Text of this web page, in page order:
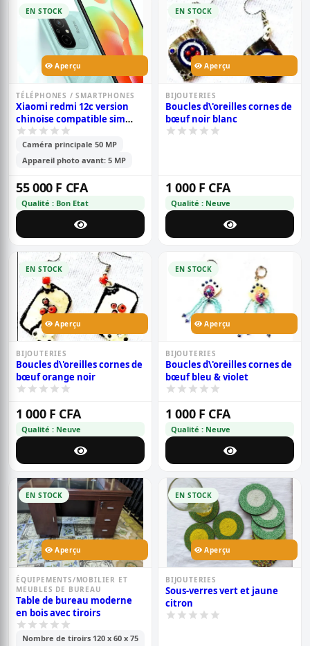
EN STOCK
Aperçu
TÉLÉPHONES / SMARTPHONES
Xiaomi redmi 12c version
chinoise compatible sim
cdma camtel - pouce- 6.71\' -
64go /4go ram - 2sim -
caméra- 50mp+0.8mp/5mp -
batterie-5000 mah - 6 mois
de garantie
Caméra principale 50 MP
Appareil photo avant: 5 MP
55 000 F CFA
Qualité : Bon Etat
EN STOCK
Aperçu
BIJOUTERIES
Boucles d\'oreilles cornes de
bœuf noir blanc
1 000 F CFA
Qualité : Neuve
EN STOCK
Aperçu
BIJOUTERIES
Boucles d\'oreilles cornes de
bœuf orange noir
1 000 F CFA
Qualité : Neuve
EN STOCK
Aperçu
BIJOUTERIES
Boucles d\'oreilles cornes de
bœuf bleu & violet
1 000 F CFA
Qualité : Neuve
EN STOCK
Aperçu
ÉQUIPEMENTS/MOBILIER ET
MEUBLES DE BUREAU
Table de bureau moderne
en bois avec tiroirs
Nombre de tiroirs 120 x 60 x 75
EN STOCK
Aperçu
BIJOUTERIES
Sous-verres vert et jaune
citron